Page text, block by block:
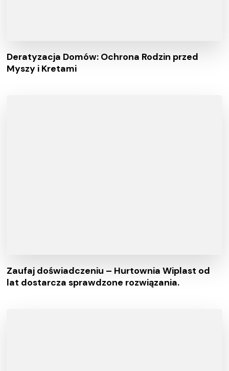
Deratyzacja Domów: Ochrona Rodzin przed
Myszy i Kretami
Zaufaj doświadczeniu – Hurtownia Wiplast od
lat dostarcza sprawdzone rozwiązania.